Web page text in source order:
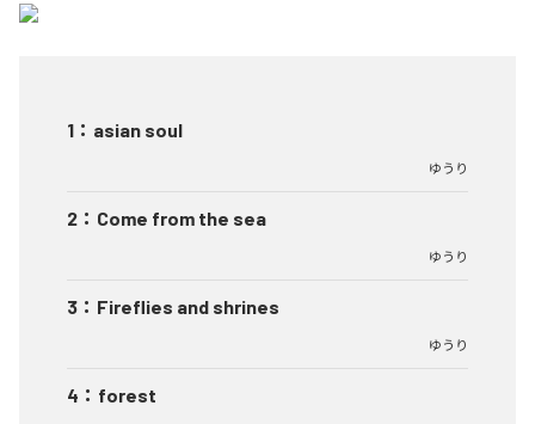
1 ： asian soul
ゆうり
2 ： Come from the sea
ゆうり
3 ： Fireflies and shrines
ゆうり
4 ： forest